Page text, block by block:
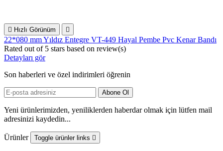
 Hızlı Görünüm 
22*080 mm Yıldız Entegre VT-449 Hayal Pembe Pvc Kenar Bandı
Rated out of 5 stars based on review(s)
Detayları gör
Son haberleri ve özel indirimleri öğrenin
Yeni ürünlerimizden, yeniliklerden haberdar olmak için lütfen mail
adresinizi kaydedin...
Ürünler Toggle ürünler links 